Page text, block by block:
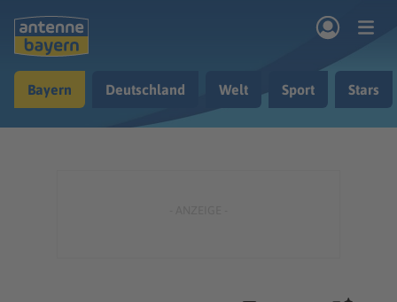
Musik & Radio
Bayern Deutschland Welt Sport Stars